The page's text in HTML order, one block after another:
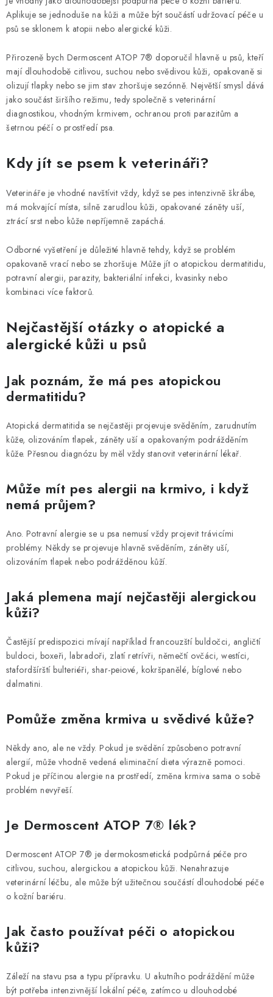
Aplikuje se jednoduše na kůži a může být součástí udržovací péče u
psů se sklonem k atopii nebo alergické kůži.
Přirozeně bych Dermoscent ATOP 7® doporučil hlavně u psů, kteří
mají dlouhodobě citlivou, suchou nebo svědivou kůži, opakovaně si
olizují tlapky nebo se jim stav zhoršuje sezónně. Největší smysl dává
jako součást širšího režimu, tedy společně s veterinární
diagnostikou, vhodným krmivem, ochranou proti parazitům a
šetrnou péčí o prostředí psa.
Kdy jít se psem k veterináři?
Veterináře je vhodné navštívit vždy, když se pes intenzivně škrábe,
má mokvající místa, silně zarudlou kůži, opakované záněty uší,
ztrácí srst nebo kůže nepříjemně zapáchá.
Odborné vyšetření je důležité hlavně tehdy, když se problém
opakovaně vrací nebo se zhoršuje. Může jít o atopickou dermatitidu,
potravní alergii, parazity, bakteriální infekci, kvasinky nebo
kombinaci více faktorů.
Nejčastější otázky o atopické a
alergické kůži u psů
Jak poznám, že má pes atopickou
dermatitidu?
Atopická dermatitida se nejčastěji projevuje svěděním, zarudnutím
kůže, olizováním tlapek, záněty uší a opakovaným podrážděním
kůže. Přesnou diagnózu by měl vždy stanovit veterinární lékař.
Může mít pes alergii na krmivo, i když
nemá průjem?
Ano. Potravní alergie se u psa nemusí vždy projevit trávicími
problémy. Někdy se projevuje hlavně svěděním, záněty uší,
olizováním tlapek nebo podrážděnou kůží.
Jaká plemena mají nejčastěji alergickou
kůži?
Častější predispozici mívají například francouzští buldočci, angličtí
buldoci, boxeři, labradoři, zlatí retrívři, němečtí ovčáci, westíci,
stafordšírští bulteriéři, shar-peiové, kokršpanělé, bíglové nebo
dalmatini.
Pomůže změna krmiva u svědivé kůže?
Někdy ano, ale ne vždy. Pokud je svědění způsobeno potravní
alergií, může vhodně vedená eliminační dieta výrazně pomoci.
Pokud je příčinou alergie na prostředí, změna krmiva sama o sobě
problém nevyřeší.
Je Dermoscent ATOP 7® lék?
Dermoscent ATOP 7® je dermokosmetická podpůrná péče pro
citlivou, suchou, alergickou a atopickou kůži. Nenahrazuje
veterinární léčbu, ale může být užitečnou součástí dlouhodobé péče
o kožní bariéru.
Jak často používat péči o atopickou
kůži?
Záleží na stavu psa a typu přípravku. U akutního podráždění může
být potřeba intenzivnější lokální péče, zatímco u dlouhodobé